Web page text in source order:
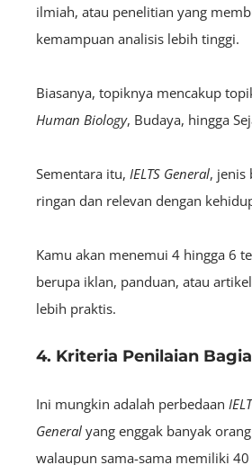
ilmiah, atau penelitian yang
kemampuan analisis lebih tinggi.
Biasanya, topiknya mencakup
Human Biology, Budaya, hingga
Sementara itu, IELTS General, jenis
ringan dan relevan dengan
Kamu akan menemui 4 hingga 6
berupa iklan, panduan, atau
lebih praktis.
4. Kriteria Penilaian
Ini mungkin adalah perbedaan
General yang enggak banyak
walaupun sama-sama memiliki